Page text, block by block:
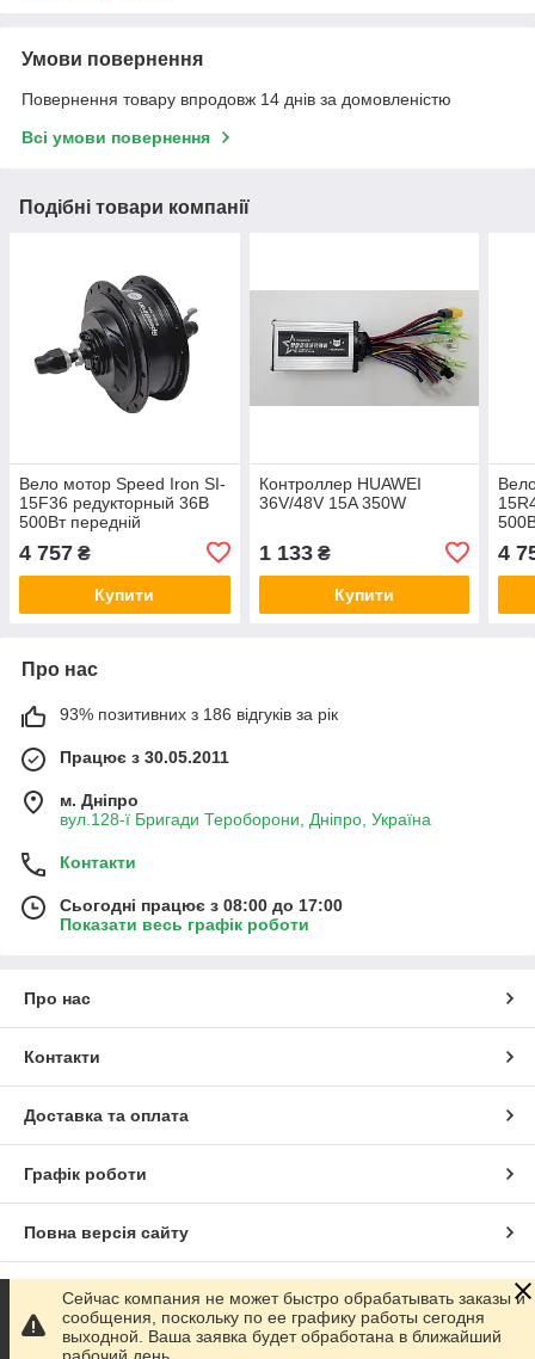
Умови повернення
Повернення товару впродовж 14 днів за домовленістю
Всі умови повернення
Подібні товари компанії
Вело мотор Speed Iron SI-
15F36 редукторный 36В
500Вт передній
4 757 ₴
Купити
Контроллер HUAWEI
36V/48V 15A 350W
1 133₴
Купити
4
Про нас
93% позитивних з 186 відгуків за рік
Працює з 30.05.2011
м. Дніпро
вул.128-ї Бригади Тероборони, Дніпро, Україна
Контакти
Сьогодні працює з 08:00 до 17:00
Показати весь графік роботи
Про нас
Контакти
Доставка та оплата
Графік роботи
Повна версія сайту
Сайт створено на маркетплейсі Prom.ua
Політика конфіденційності
Сейчас компания не может быстро обрабатывать заказы и
сообщения, поскольку по ее графику работы сегодня
выходной. Ваша заявка будет обработана в ближайший